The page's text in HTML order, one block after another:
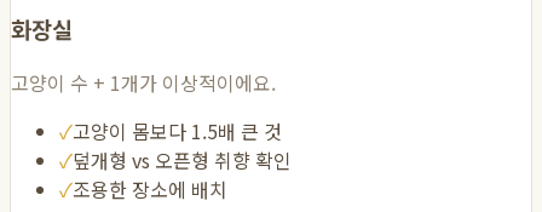
화장실
고양이 수 + 1개가 이상적이에요.
✓고양이 몸보다 1.5배 큰 것
✓덮개형 vs 오픈형 취향 확인
✓조용한 장소에 배치